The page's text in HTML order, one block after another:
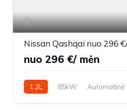
nuo 296 €/ mėn
1.2L 85kW Automatinė